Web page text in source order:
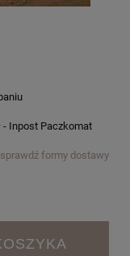
- Inpost Paczkomat
sprawdź formy dostawy